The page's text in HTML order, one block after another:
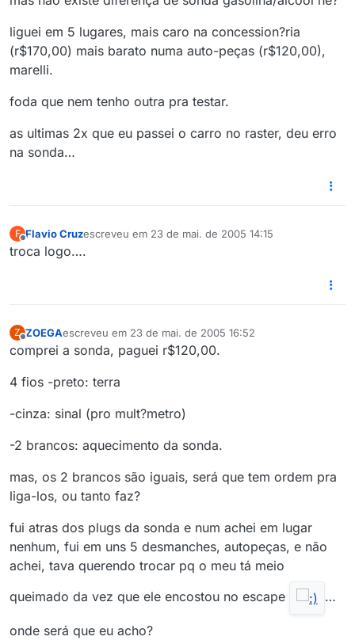
liguei em 5 lugares, mais caro na concession?ria
(r$170,00) mais barato numa auto-peças (r$120,00),
marelli.
foda que nem tenho outra pra testar.
as ultimas 2x que eu passei o carro no raster, deu erro
na sonda…
F
Offline
Flavio Cruzescreveu em 23 de mai. de 2005 14:15
última edição por
troca logo….
Z ZOEGAescreveu em 23 de mai. de 2005 16:52
última edição por
comprei a sonda, paguei r$120,00.
4 fios -preto: terra
-cinza: sinal (pro mult?metro)
-2 brancos: aquecimento da sonda.
mas, os 2 brancos são iguais, será que tem ordem pra
liga-los, ou tanto faz?
fui atras dos plugs da sonda e num achei em lugar
nenhum, fui em uns 5 desmanches, autopeças, e não
achei, tava querendo trocar pq o meu tá meio
queimado da vez que ele encostou no escape
…
onde será que eu acho?